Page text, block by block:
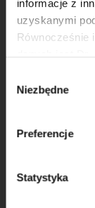
informacje z
uzyskanymi
Równocześnie
danych
zgody
Niezbędne
Preferencje
Statystyka
Dzięki